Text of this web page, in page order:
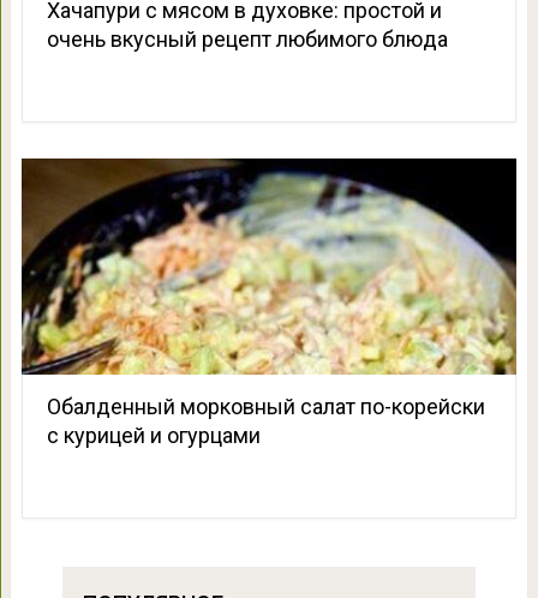
Хачапури с мясом в духовке: простой и
очень вкусный рецепт любимого блюда
Обалденный морковный салат по-корейски
с курицей и огурцами